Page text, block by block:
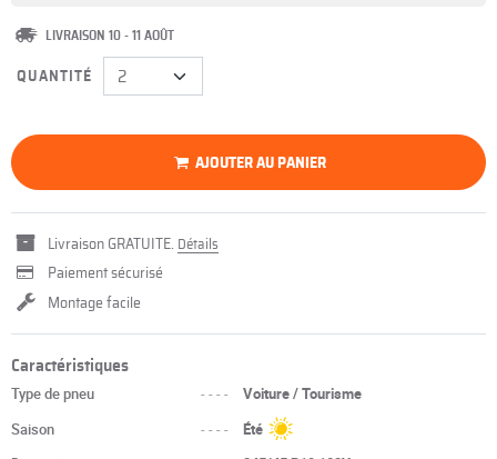
LIVRAISON 10 - 11 AOÛT
QUANTITÉ
AJOUTER AU PANIER
Livraison GRATUITE. Détails
Paiement sécurisé
Montage facile
Caractéristiques
Type de pneu ----
Voiture / Tourisme
Saison
----
Été